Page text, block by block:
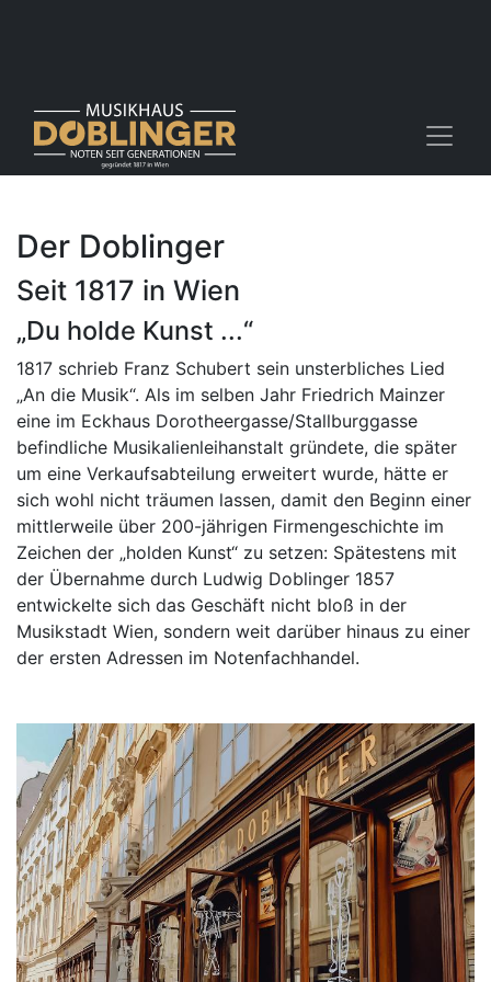
Der Doblinger
Seit 1817 in Wien
„Du holde Kunst ...“
1817 schrieb Franz Schubert sein unsterbliches Lied
„An die Musik“. Als im selben Jahr Friedrich Mainzer
eine im Eckhaus Dorotheergasse/Stallburggasse
befindliche Musikalienleihanstalt gründete, die später
um eine Verkaufsabteilung erweitert wurde, hätte er
sich wohl nicht träumen lassen, damit den Beginn einer
mittlerweile über 200-jährigen Firmengeschichte im
Zeichen der „holden Kunst“ zu setzen: Spätestens mit
der Übernahme durch Ludwig Doblinger 1857
entwickelte sich das Geschäft nicht bloß in der
Musikstadt Wien, sondern weit darüber hinaus zu einer
der ersten Adressen im Notenfachhandel.